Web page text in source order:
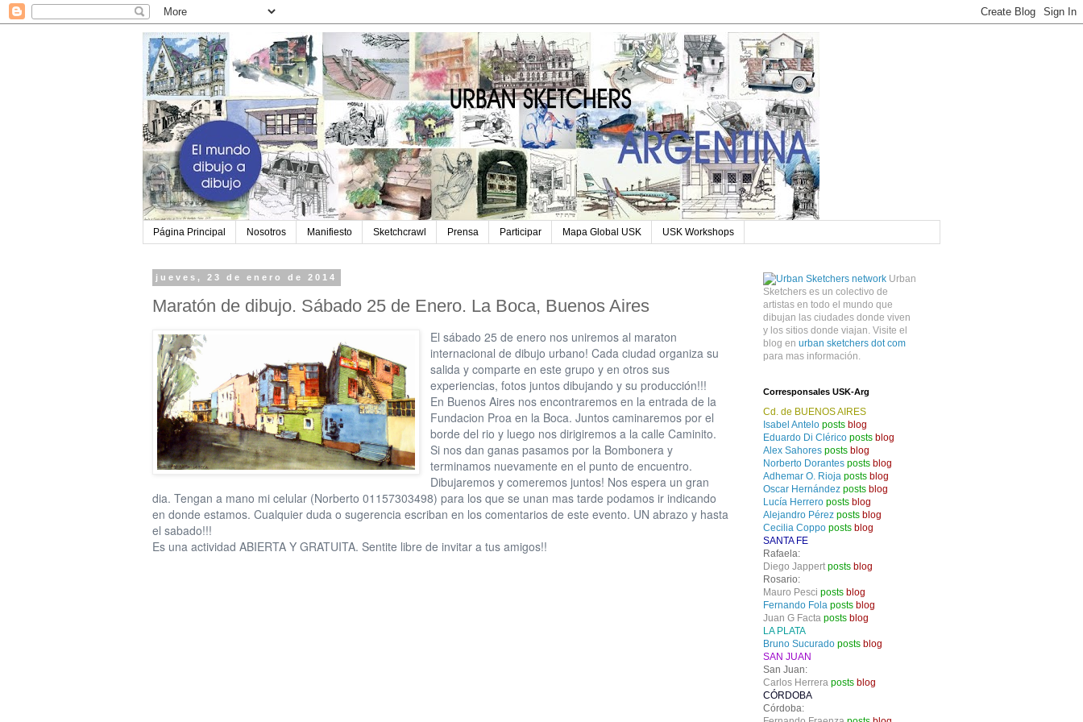
Página Principal Nosotros Manifiesto Sketchcrawl Prensa Participar Mapa Global USK USK Workshops
jueves, 23 de enero de 2014
Maratón de dibujo. Sábado 25 de Enero. La Boca, Buenos Aires
El sábado 25 de enero nos uniremos al maraton
internacional de dibujo urbano! Cada ciudad organiza su
salida y comparte en este grupo y en otros sus
experiencias, fotos juntos dibujando y su producción!!!
En Buenos Aires nos encontraremos en la entrada de la
Fundacion Proa en la Boca. Juntos caminaremos por el
borde del rio y luego nos dirigiremos a la calle Caminito.
Si nos dan ganas pasamos por la Bombonera y
terminamos nuevamente en el punto de encuentro.
Dibujaremos y comeremos juntos! Nos espera un gran
dia. Tengan a mano mi celular (Norberto 01157303498) para los que se unan mas tarde podamos ir indicando
en donde estamos. Cualquier duda o sugerencia escriban en los comentarios de este evento. UN abrazo y hasta
el sabado!!!
Es una actividad ABIERTA Y GRATUITA. Sentite libre de invitar a tus amigos!!
Urban
Sketchers es un colectivo de
artistas en todo el mundo que
dibujan las ciudades donde viven
y los sitios donde viajan. Visite el
blog en urban sketchers dot com
para mas información.
Corresponsales USK-Arg
Cd. de BUENOS AIRES
Isabel Antelo posts blog
Eduardo Di Clérico posts blog
Alex Sahores posts blog
Norberto Dorantes posts blog
Adhemar O. Rioja posts blog
Oscar Hernández posts blog
Lucía Herrero posts blog
Alejandro Pérez posts blog
Cecilia Coppo posts blog
SANTA FE
Rafaela:
Diego Jappert posts blog
Rosario:
Mauro Pesci posts blog
Fernando Fola posts blog
Juan G Facta posts blog
LA PLATA
Bruno Sucurado posts blog
SAN JUAN
San Juan:
Carlos Herrera posts blog
CÓRDOBA
Córdoba: